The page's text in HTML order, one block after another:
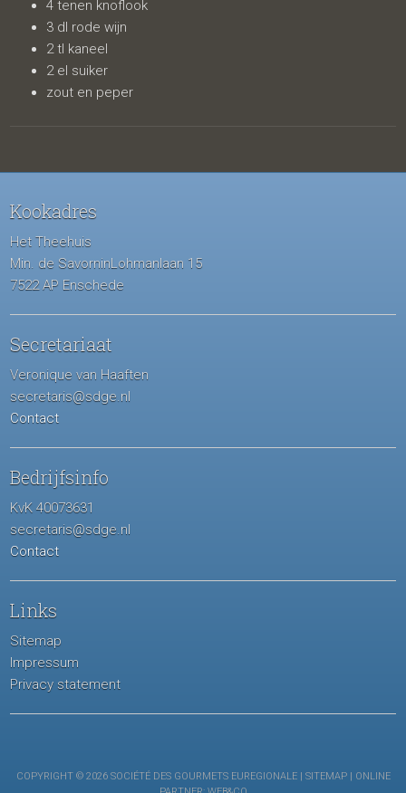
4 tenen knoflook
3 dl rode wijn
2 tl kaneel
2 el suiker
zout en peper
Kookadres
Het Theehuis
Min. de SavorninLohmanlaan 15
7522 AP Enschede
Secretariaat
Veronique van Haaften
secretaris@sdge.nl
Contact
Bedrijfsinfo
KvK 40073631
secretaris@sdge.nl
Contact
Links
Sitemap
Impressum
Privacy statement
COPYRIGHT © 2026 SOCIÉTÉ DES GOURMETS EUREGIONALE | SITEMAP| ONLINE